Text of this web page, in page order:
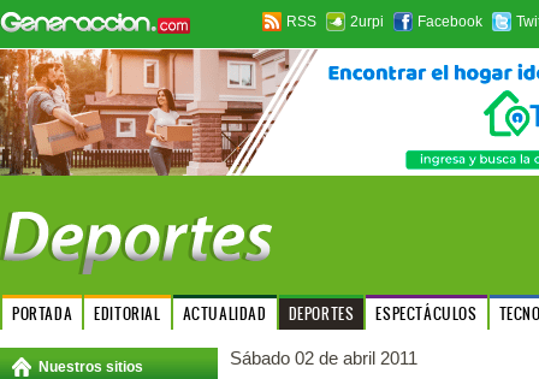
RSS 2urpi Facebook
PORTADA EDITORIAL ACTUALIDAD DEPORTES ESPECTÁCULOS
Nuestros sitios Sábado 02 de abril 2011